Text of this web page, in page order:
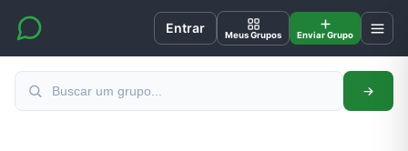
Entrar Meus Grupos Enviar Grupo